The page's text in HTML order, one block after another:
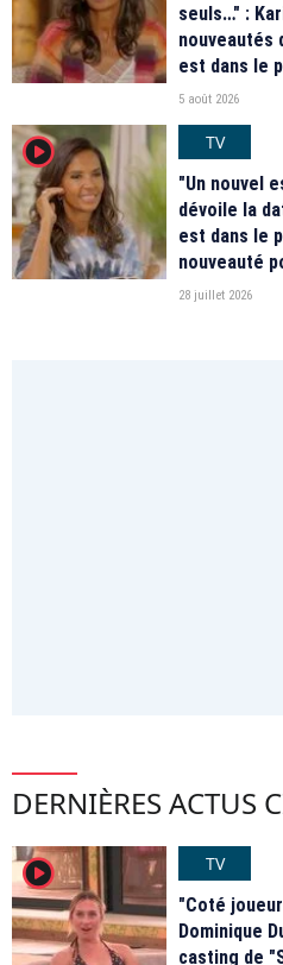
seuls…" :
nouveautés
est dans le
5 août 2026
player2
TV
"Un nouvel
dévoile la
est dans le
nouveauté
28 juillet 2026
DERNIÈRES ACTUS
player2
TV
"Coté
Dominique
casting de